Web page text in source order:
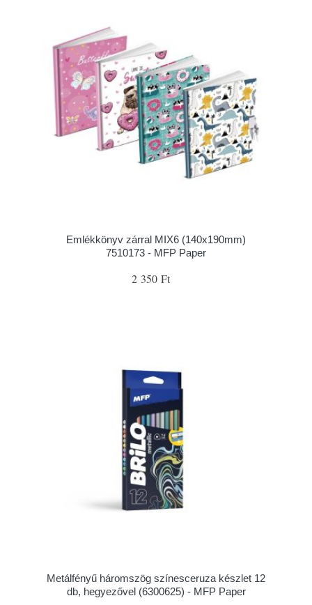
Emlékkönyv zárral MIX6 (140x190mm)
7510173 - MFP Paper
2 350 Ft
Metálfényű háromszög színesceruza készlet 12
db, hegyezővel (6300625) - MFP Paper